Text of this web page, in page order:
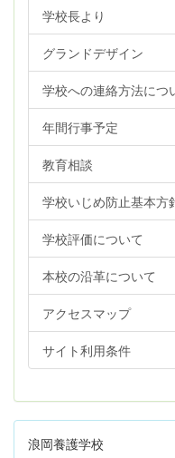
学校長より
グランドデザイン
学校への連絡方法につ
年間行事予定
教育相談
学校いじめ防止基本方
学校評価について
本校の沿革について
アクセスマップ
サイト利用条件
浪岡養護学校